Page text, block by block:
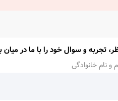
تجربه و سوال خود را با ما در میان
و نام خانوادگی